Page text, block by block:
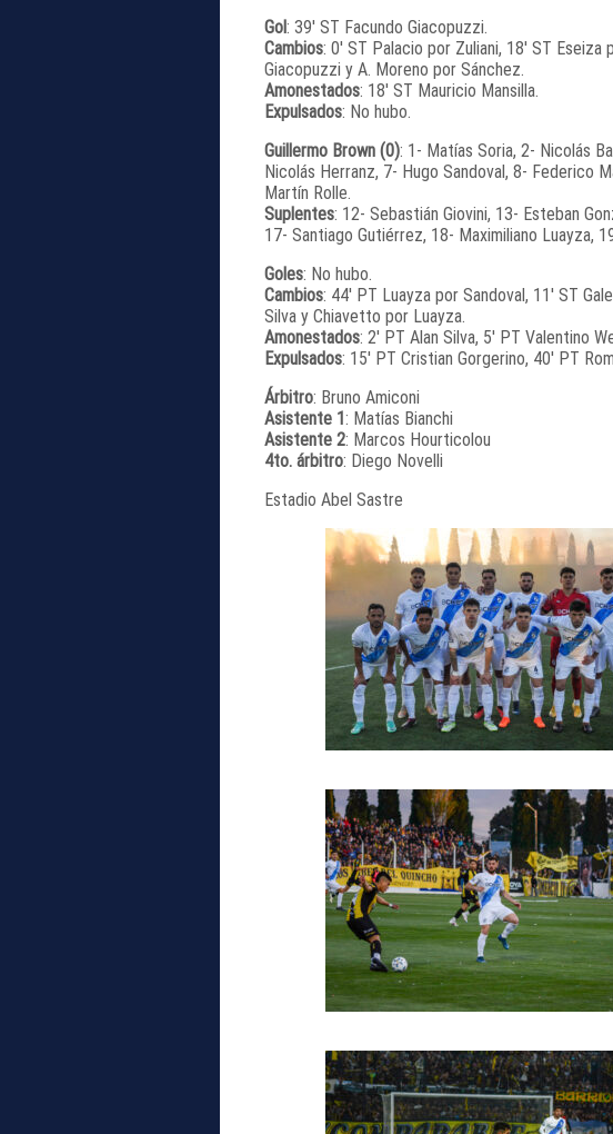
Gol: 39′ ST Facundo Giacopuzzi.
Cambios: 0′ ST Palacio por Zuliani, 18′ ST
Giacopuzzi y A. Moreno por Sánchez.
Amonestados: 18′ ST Mauricio Mansilla.
Expulsados: No hubo.
Guillermo Brown (0): 1- Matías Soria, 2- Nicolás
Nicolás Herranz, 7- Hugo Sandoval, 8- Federico
Martín Rolle.
Suplentes: 12- Sebastián Giovini, 13- Esteban
17- Santiago Gutiérrez, 18- Maximiliano Luayza,
Goles: No hubo.
Cambios: 44′ PT Luayza por Sandoval, 11′ ST
Silva y Chiavetto por Luayza.
Amonestados: 2′ PT Alan Silva, 5′ PT Valentino
Expulsados: 15′ PT Cristian Gorgerino, 40′ PT
Árbitro: Bruno Amiconi
Asistente 1: Matías Bianchi
Asistente 2: Marcos Hourticolou
4to. árbitro: Diego Novelli
Estadio Abel Sastre